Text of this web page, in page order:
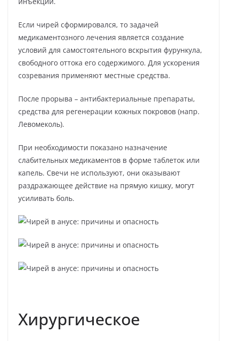
Если чирей сформировался, то задачей
медикаментозного лечения является создание
условий для самостоятельного вскрытия фурункула,
свободного оттока его содержимого. Для ускорения
созревания применяют местные средства.
После прорыва – антибактериальные препараты,
средства для регенерации кожных покровов (напр.
Левомеколь).
При необходимости показано назначение
слабительных медикаментов в форме таблеток или
капель. Свечи не используют, они оказывают
раздражающее действие на прямую кишку, могут
усиливать боль.
Хирургическое